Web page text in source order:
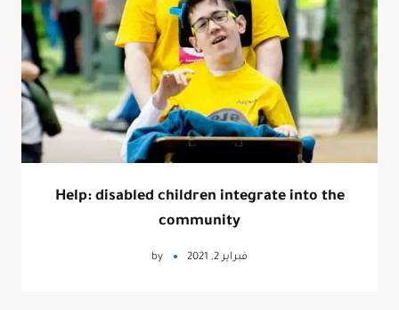
Help: disabled children integrate into the
community
فبراير 2, 2021 by